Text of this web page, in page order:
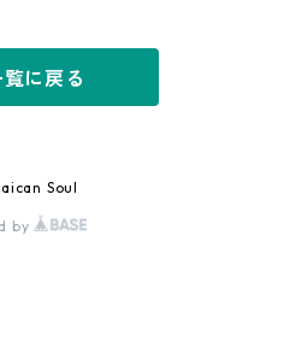
に戻る
Soul
by